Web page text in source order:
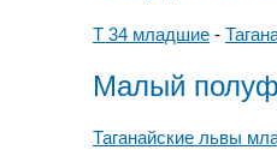
Т 34 младшие -
Малый
Таганайские львы